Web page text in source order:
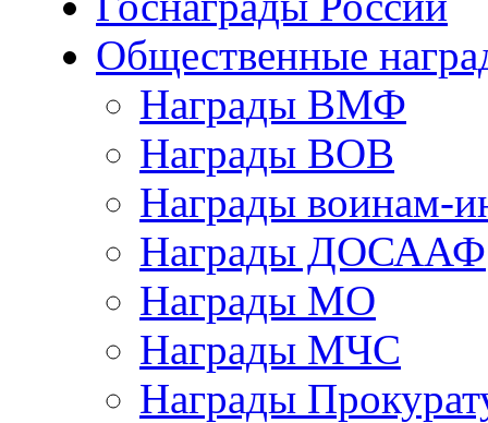
Общественные
Награды ВМФ
Награды ВОВ
Награды воинам-
Награды ДОСААФ
Награды МО
Награды МЧС
Награды